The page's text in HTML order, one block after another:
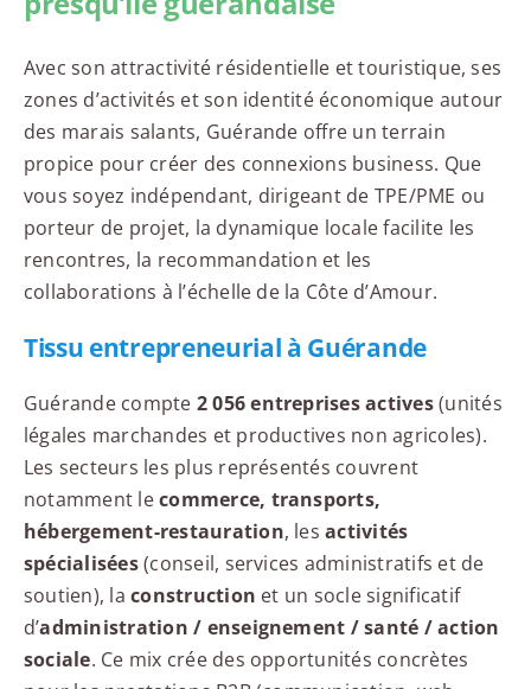
Avec son attractivité résidentielle et touristique, ses
zones d’activités et son identité économique autour
des marais salants, Guérande offre un terrain
propice pour créer des connexions business. Que
vous soyez indépendant, dirigeant de TPE/PME ou
porteur de projet, la dynamique locale facilite les
rencontres, la recommandation et les
collaborations à l’échelle de la Côte d’Amour.
Tissu entrepreneurial à Guérande
Guérande compte 2 056 entreprises actives(unités
légales marchandes et productives non agricoles).
Les secteurs les plus représentés couvrent
notamment lecommerce, transports,
hébergement-restauration, lesactivités
spécialisées(conseil, services administratifs et de
soutien), laconstruction et un socle significatif
d’administration / enseignement / santé / action
sociale. Ce mix crée des opportunités concrètes